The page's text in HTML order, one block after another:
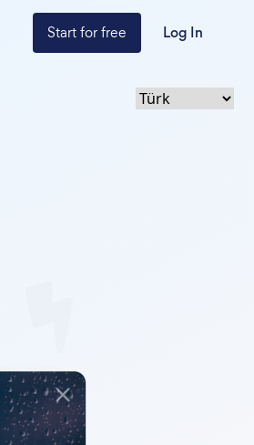
Start for free Log In